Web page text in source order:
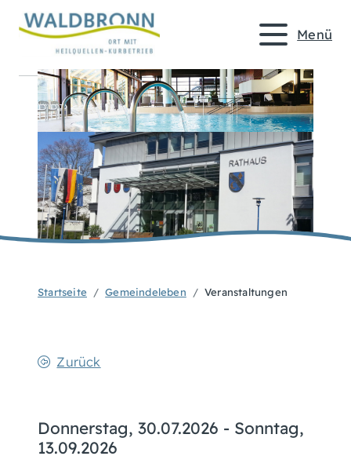
Menü
Startseite Gemeindeleben Veranstaltungen
Zurück
Donnerstag, 30.07.2026 - Sonntag,
13.09.2026